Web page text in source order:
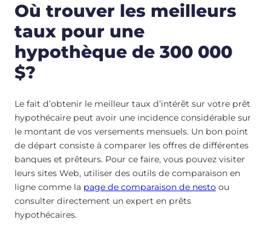
Où trouver les meilleurs
taux pour une
hypothèque de 300 000
$?
Le fait d’obtenir le meilleur taux d’intérêt sur votre prêt
hypothécaire peut avoir une incidence considérable sur
le montant de vos versements mensuels. Un bon point
de départ consiste à comparer les offres de différentes
banques et prêteurs. Pour ce faire, vous pouvez visiter
leurs sites Web, utiliser des outils de comparaison en
ligne comme la page de comparaison de nesto ou
consulter directement un expert en prêts
hypothécaires.